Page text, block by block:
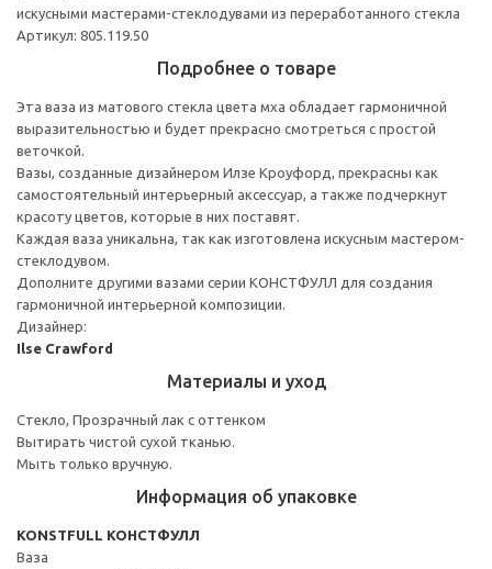
искусными мастерами-стеклодувами из переработанного стекла
Артикул: 805.119.50
Подробнее о товаре
Эта ваза из матового стекла цвета мха обладает гармоничной
выразительностью и будет прекрасно смотреться с простой
веточкой.
Вазы, созданные дизайнером Илзе Кроуфорд, прекрасны как
самостоятельный интерьерный аксессуар, а также подчеркнут
красоту цветов, которые в них поставят.
Каждая ваза уникальна, так как изготовлена искусным мастером-
стеклодувом.
Дополните другими вазами серии КОНСТФУЛЛ для создания
гармоничной интерьерной композиции.
Дизайнер:
Ilse Crawford
Материалы и уход
Стекло, Прозрачный лак с оттенком
Вытирать чистой сухой тканью.
Мыть только вручную.
Информация об упаковке
KONSTFULL КОНСТФУЛЛ
Ваза